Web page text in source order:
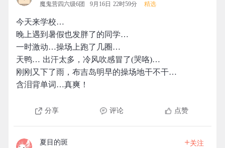
魔鬼营四六级6团 9月16日 22时59分 精选
今天来学校…
晚上遇到暑假也发胖了的同学…
一时激动…操场上跑了几圈…
天鸭… 出汗太多，冷风吹感冒了(哭咯)…
刚刚又下了雨，布吉岛明早的操场地干不干…
含泪背单词…真爽！
分享 评论 点赞
夏目的斑 +关注